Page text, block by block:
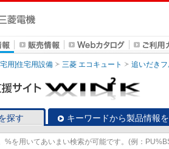
用]住宅用設備 三菱 エコキュート 追いだきフ
探す キーワードから製品情報